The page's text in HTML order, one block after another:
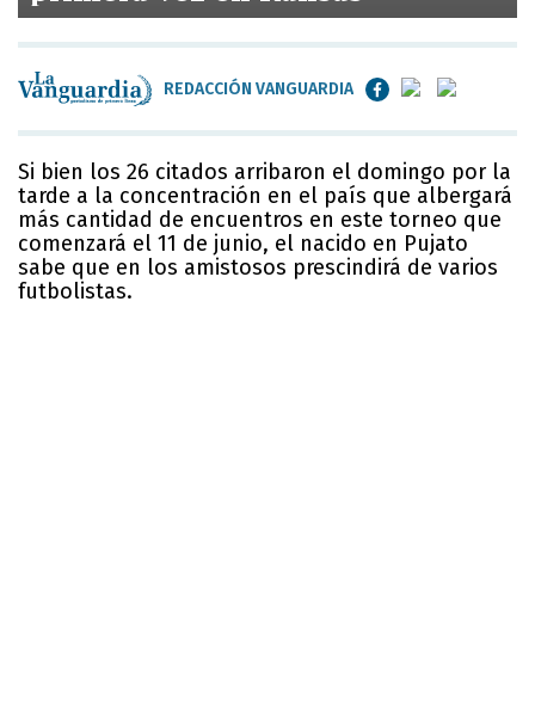
REDACCIÓN VANGUARDIA
Si bien los 26 citados arribaron el domingo por la
tarde a la concentración en el país que albergará
más cantidad de encuentros en este torneo que
comenzará el 11 de junio, el nacido en Pujato
sabe que en los amistosos prescindirá de varios
futbolistas.